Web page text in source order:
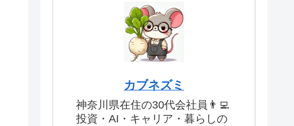
カブネズミ
神奈川県在住の30代会社員👨‍💻
投資・AI・キャリア・暮らしの